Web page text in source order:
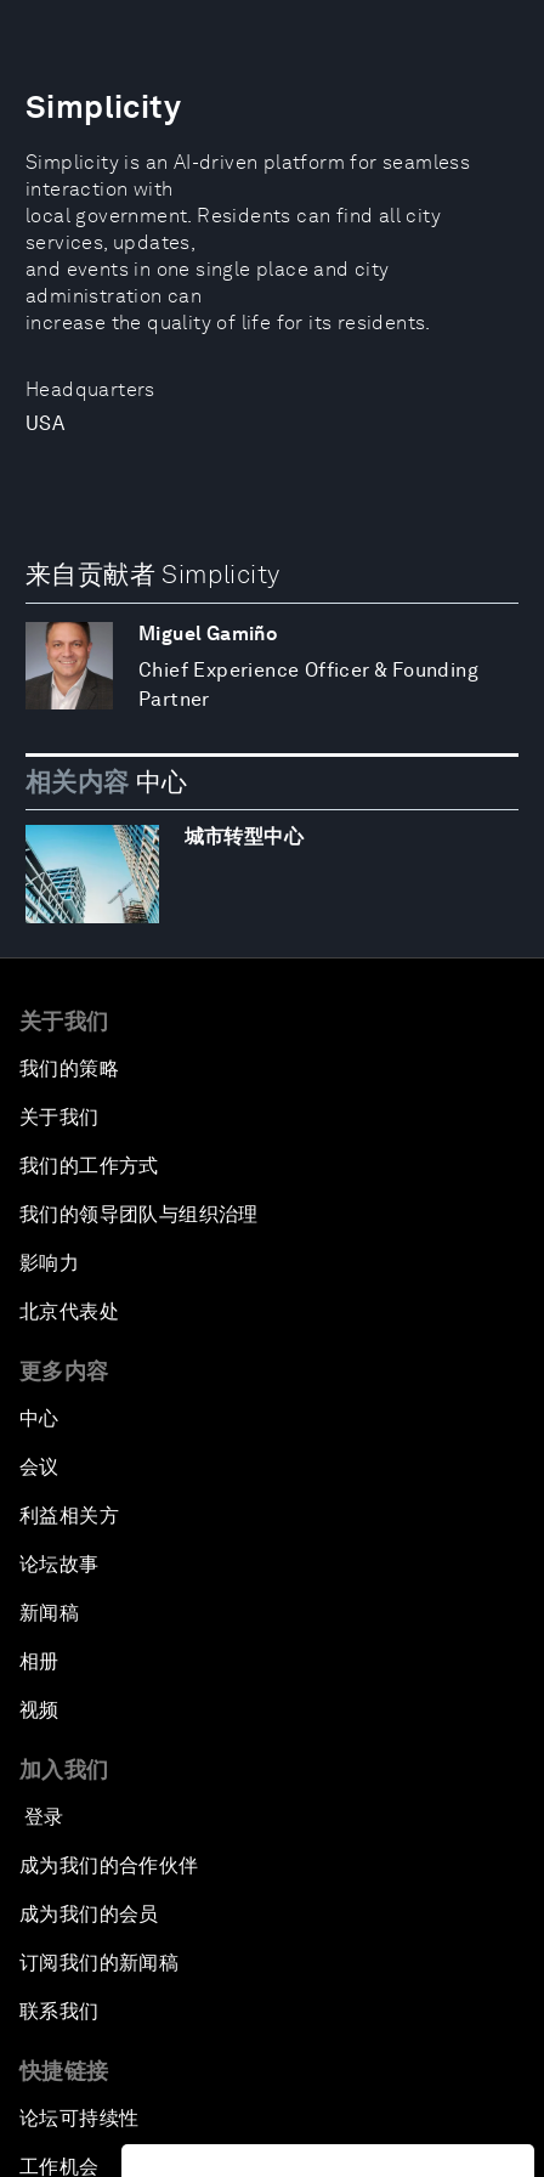
Headquarters
USA
Simplicity
Simplicity is an AI-driven platform for seamless
interaction with
local government. Residents can find all city
services, updates,
and events in one single place and city
administration can
increase the quality of life for its residents.
来自贡献者 Simplicity
Miguel Gamiño
Chief Experience Officer & Founding
Partner
相关内容 中心
城市转型中心
关于我们
我们的策略
关于我们
我们的工作方式
我们的领导团队与组织治理
影响力
北京代表处
更多内容
中心
会议
利益相关方
论坛故事
新闻稿
相册
视频
加入我们
登录
成为我们的合作伙伴
成为我们的会员
订阅我们的新闻稿
联系我们
快捷链接
论坛可持续性
工作机会